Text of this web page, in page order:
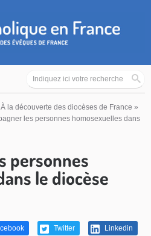
À la découverte des diocèses de France »
les personnes homosexuelles dans
personnes
le diocèse
Twitter Linkedin